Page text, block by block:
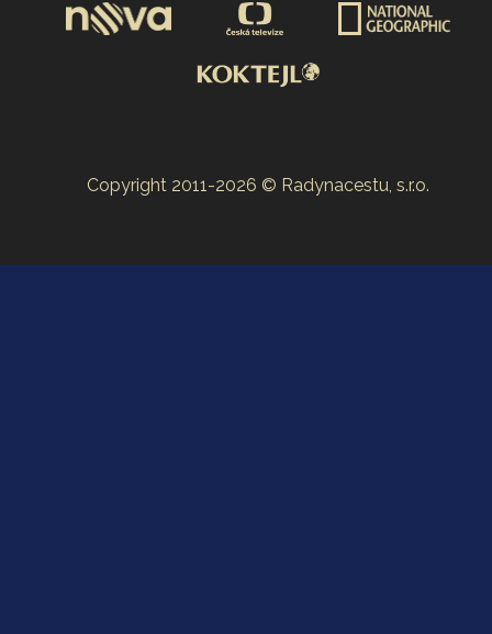
Copyright 2011-2026 © Radynacestu, s.r.o.